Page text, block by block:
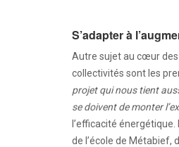
S’adapter à
Autre sujet au cœur des
collectivités sont les
projet qui nous tient
se doivent de monter
l’efficacité
de l’école de Métabief,